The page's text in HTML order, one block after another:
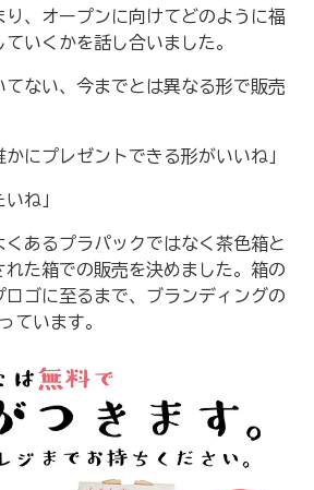
り、オープンに向けてどのように福
ていくかを話し合いました。
てない、今までとは異なる形で販売
かにプレゼントできる形がいいね」
ね」
くあるプラパックではなく茶色箱と
れた箱での販売を決めました。箱の
ロゴに至るまで、ブランディングの
ています。